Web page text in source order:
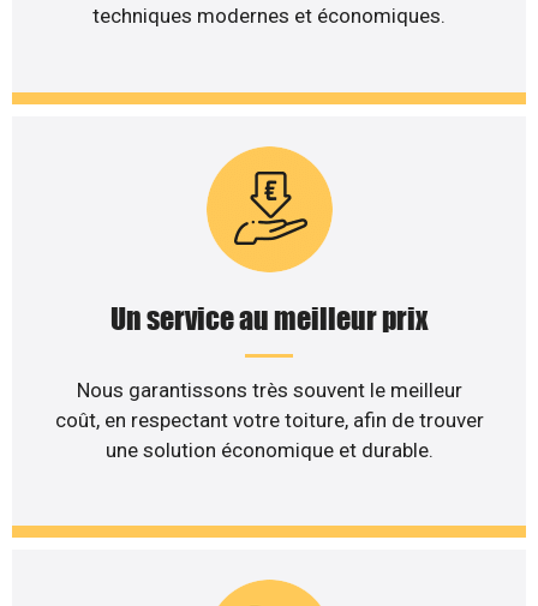
techniques modernes et économiques.
Un service au meilleur prix
Nous garantissons très souvent le meilleur
coût, en respectant votre toiture, afin de trouver
une solution économique et durable.